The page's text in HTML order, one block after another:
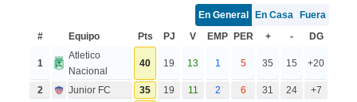
En General En Casa
Fuera
#
Equipo Pts PJ V EMP PER + - DG
1
Atletico
Nacional
40 19 13 1 5 35 15 +20
2 Junior FC 35 19 11 2 6 31 24
+7